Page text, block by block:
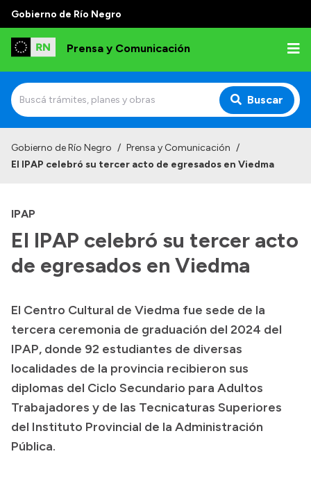
Gobierno de Río Negro
Prensa y Comunicación
Buscar
Archivo de noticias
Transparencia
Boletín Oficial
Compras y licitaciones
Consulta de expedientes
Consulta de pago a proveedores
Convocatorias
Gobierno de Río Negro / Prensa y Comunicación /
El IPAP celebró su tercer acto de egresados en Viedma
IPAP
El IPAP celebró su tercer acto
de egresados en Viedma
El Centro Cultural de Viedma fue sede de la
tercera ceremonia de graduación del 2024 del
IPAP, donde 92 estudiantes de diversas
localidades de la provincia recibieron sus
diplomas del Ciclo Secundario para Adultos
Trabajadores y de las Tecnicaturas Superiores
del Instituto Provincial de la Administración
Pública.